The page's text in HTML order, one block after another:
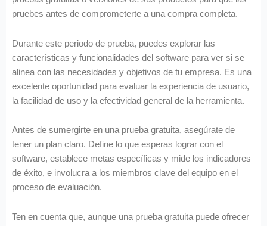
pruebes antes de comprometerte a una compra completa.
Durante este periodo de prueba, puedes explorar las
características y funcionalidades del software para ver si se
alinea con las necesidades y objetivos de tu empresa. Es una
excelente oportunidad para evaluar la experiencia de usuario,
la facilidad de uso y la efectividad general de la herramienta.
Antes de sumergirte en una prueba gratuita, asegúrate de
tener un plan claro. Define lo que esperas lograr con el
software, establece metas específicas y mide los indicadores
de éxito, e involucra a los miembros clave del equipo en el
proceso de evaluación.
Ten en cuenta que, aunque una prueba gratuita puede ofrecer